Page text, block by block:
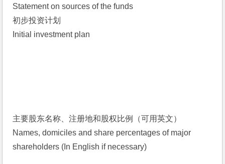
Statement on sources of the funds
初步投资计划
Initial investment plan
主要股东名称、注册地和股权比例（可用英文）
Names, domiciles and share percentages of major
shareholders (In English if necessary)